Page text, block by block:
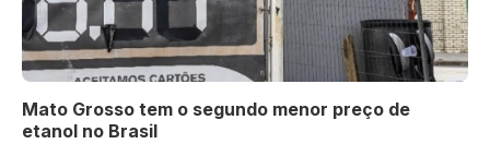
Mato Grosso tem o segundo menor preço de
etanol no Brasil